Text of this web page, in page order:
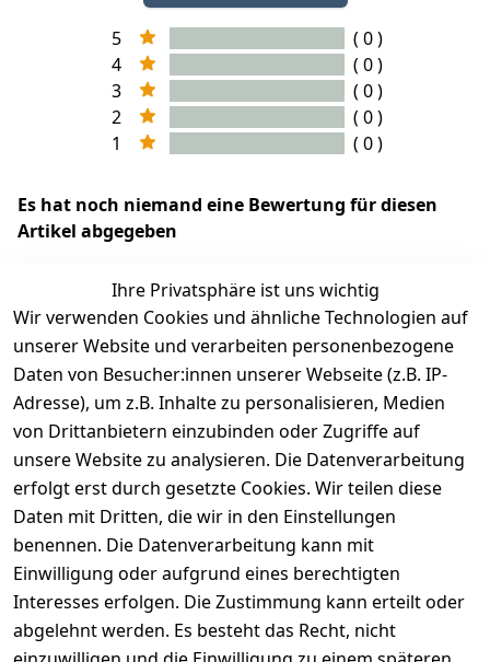
5
( 0 )
4
( 0 )
3
( 0 )
2
( 0 )
1
( 0 )
Es hat noch niemand eine Bewertung für diesen
Artikel abgegeben
EU-Verantwortliche Person - klicken Sie für Details
Ihre Privatsphäre ist uns wichtig
Wir verwenden Cookies und ähnliche Technologien auf
unserer Website und verarbeiten personenbezogene
Daten von Besucher:innen unserer Webseite (z.B. IP-
Adresse), um z.B. Inhalte zu personalisieren, Medien
von Drittanbietern einzubinden oder Zugriffe auf
unsere Website zu analysieren. Die Datenverarbeitung
erfolgt erst durch gesetzte Cookies. Wir teilen diese
Daten mit Dritten, die wir in den Einstellungen
benennen. Die Datenverarbeitung kann mit
Einwilligung oder aufgrund eines berechtigten
Interesses erfolgen. Die Zustimmung kann erteilt oder
abgelehnt werden. Es besteht das Recht, nicht
Rechtliches
AGB
Services
Kontakt
Zahlungsm
öglichkeite
n
Versanddie
nstleister